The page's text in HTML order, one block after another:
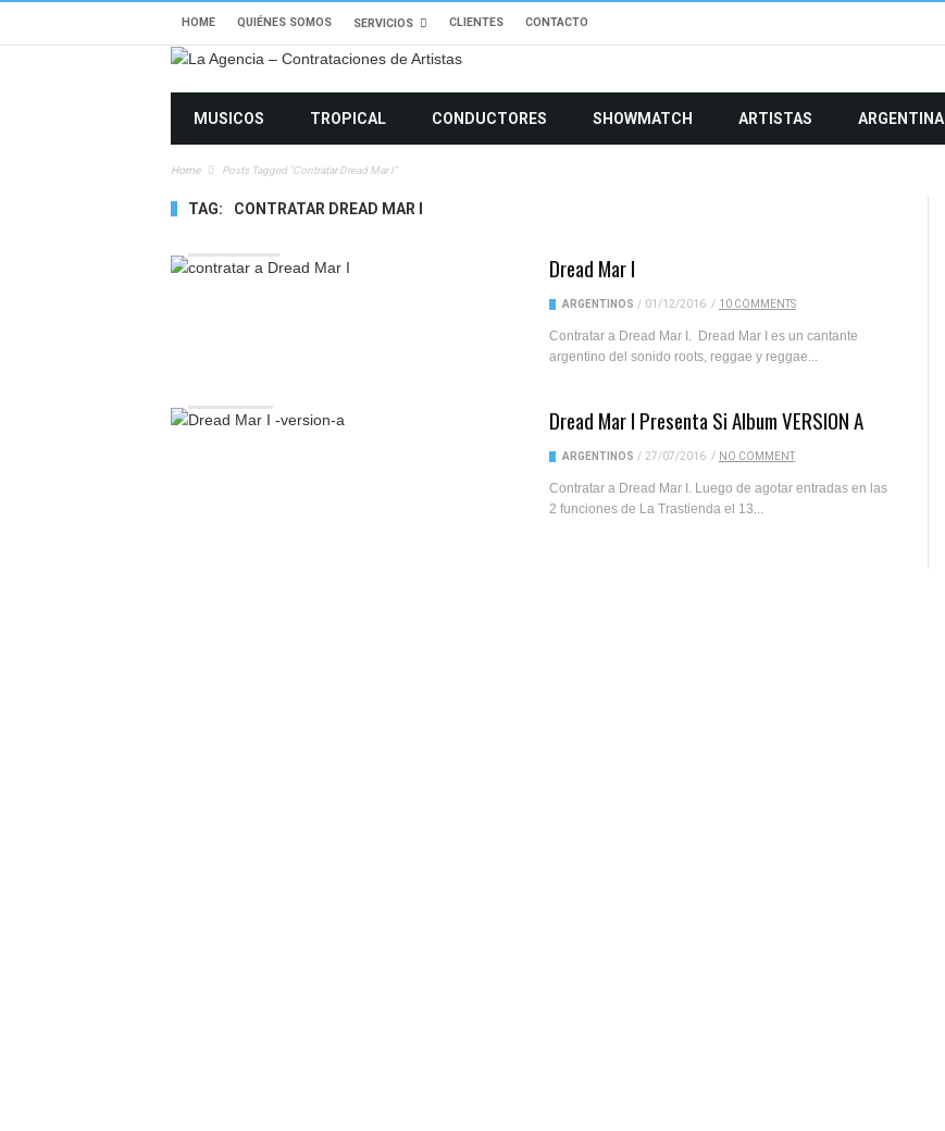
HOME QUIÉNES SOMOS SERVICIOS CLIENTES CONTACTO
MUSICOS TROPICAL CONDUCTORES SHOWMATCH ARTISTAS ARGENTINA
Home Posts Tagged "Contratar Dread Mar I"
TAG: CONTRATAR DREAD MAR I
Dread Mar I
ARGENTINOS / 01/12/2016 / 10 COMMENTS
Contratar a Dread Mar I. Dread Mar I es un cantante
argentino del sonido roots, reggae y reggae...
Dread Mar I Presenta Si Album VERSION A
ARGENTINOS / 27/07/2016 / NO COMMENT
Contratar a Dread Mar I. Luego de agotar entradas en las
2 funciones de La Trastienda el 13...